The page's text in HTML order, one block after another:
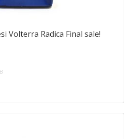
Volterra Radica Final sale!